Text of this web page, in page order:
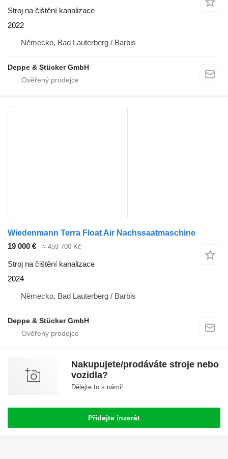
Stroj na čištění kanalizace
2022
Německo, Bad Lauterberg / Barbis
Deppe & Stücker GmbH
Wiedenmann Terra Float Air Nachssaatmaschine
19 000 €
≈ 459 700 Kč
Stroj na čištění kanalizace
2024
Německo, Bad Lauterberg / Barbis
Deppe & Stücker GmbH
Nakupujete/prodáváte stroje nebo
vozidla?
Dělejte to s námi!
Přidejte inzerát